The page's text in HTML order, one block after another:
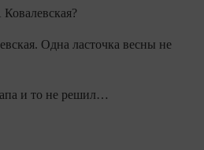
Одна ласточка весны не
и то не решил…